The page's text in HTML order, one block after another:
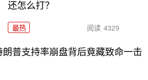
还怎么打？
最热 阅读 4329
普支持率崩盘背后竟藏致命一击